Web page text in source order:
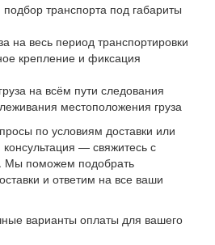
транспорта под габариты
на весь период транспортировки
крепление и фиксация
на всём пути следования
местоположения груза
по условиям доставки или
— свяжитесь с
поможем подобрать
и ответим на все ваши
варианты оплаты для вашего